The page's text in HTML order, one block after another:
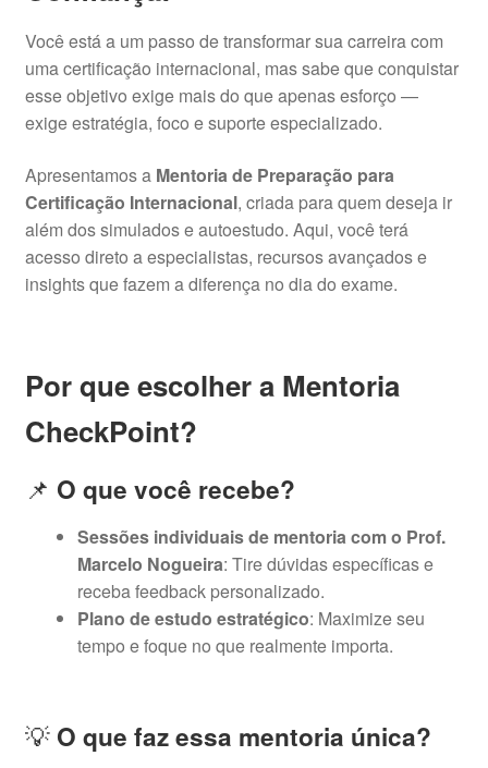
Você está a um passo de transformar sua carreira com
uma certificação internacional, mas sabe que conquistar
esse objetivo exige mais do que apenas esforço —
exige estratégia, foco e suporte especializado.
Apresentamos a Mentoria de Preparação para
Certificação Internacional, criada para quem deseja ir
além dos simulados e autoestudo. Aqui, você terá
acesso direto a especialistas, recursos avançados e
insights que fazem a diferença no dia do exame.
Por que escolher a Mentoria
CheckPoint?
📌 O que você recebe?
Sessões individuais de mentoria com o Prof.
Marcelo Nogueira: Tire dúvidas específicas e
receba feedback personalizado.
Plano de estudo estratégico: Maximize seu
tempo e foque no que realmente importa.
💡 O que faz essa mentoria única?